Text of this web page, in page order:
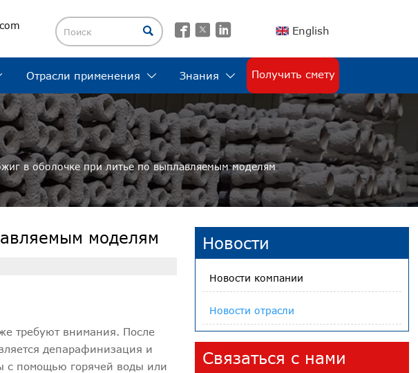
    English
Отрасли применения  Знания  Получить смету
в оболочке при литье по выплавляемым моделям
моделям
требуют внимания. После
депарафинизация и
с помощью горячей воды или
Новости
Новости компании
Новости отрасли
Связаться с нами